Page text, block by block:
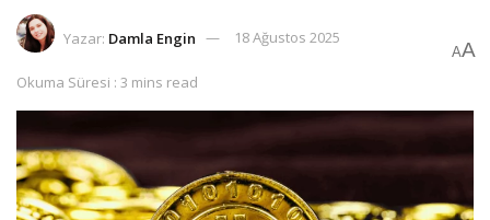
Yazar: Damla Engin 18 Ağustos 2025
Okuma Süresi : 3 mins read
AA